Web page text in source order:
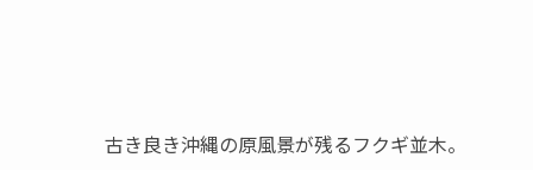
古き良き沖縄の原風景が残るフクギ並木。